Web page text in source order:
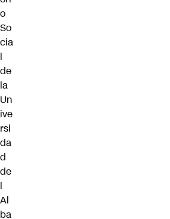
o
So
cia
l
de
la
Un
ive
rsi
da
d
de
l
Al
ba